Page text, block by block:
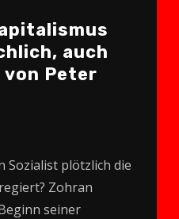
auch
von Peter
Sozialist plötzlich die
Zohran
seiner